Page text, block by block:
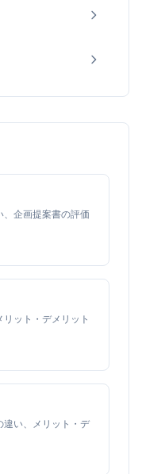
、企画提案書の評価
ット・デメリット
違い、メリット・デ